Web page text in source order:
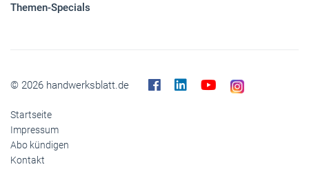
Themen-Specials
© 2026 handwerksblatt.de
Startseite
Impressum
Abo kündigen
Kontakt